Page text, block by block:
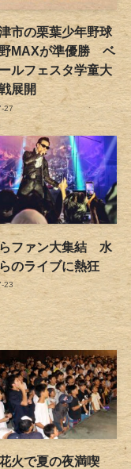
市の栗葉少年野球
MAXが準優勝 ベ
ルフェスタ学童大
展開
27
ファン大集結 水
のライブに熱狂
23
火で夏の夜満喫